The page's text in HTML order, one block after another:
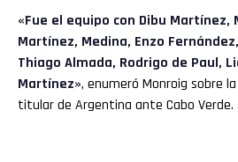
«Fue el equipo con Dibu Martínez,
Martínez, Medina, Enzo
Thiago Almada, Rodrigo de Paul,
Martínez», enumeró Monroig sobre
titular de Argentina ante Cabo Verde.